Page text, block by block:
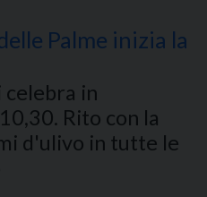
Palme inizia la
celebra in
Rito con la
d'ulivo in tutte le